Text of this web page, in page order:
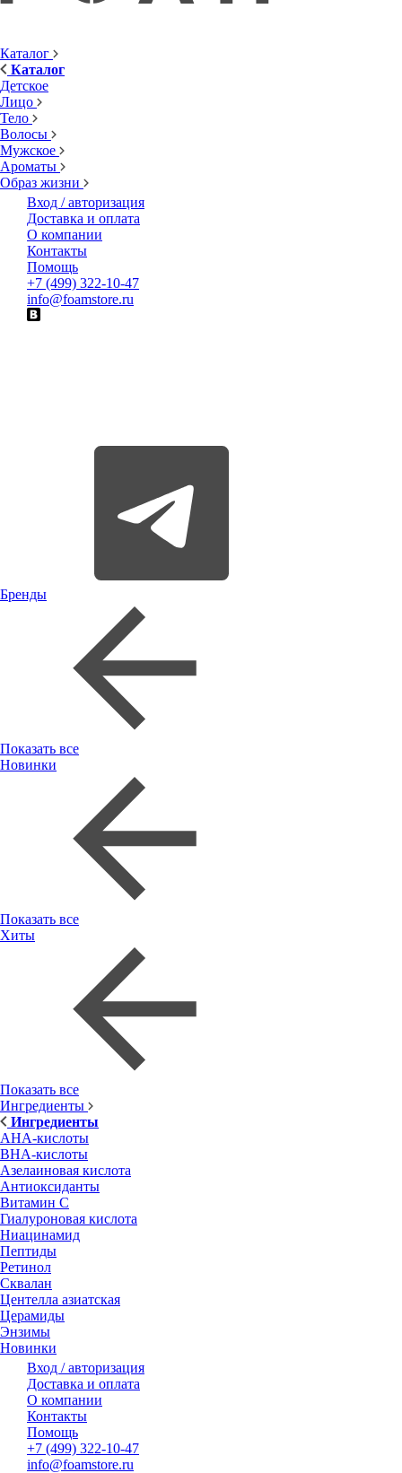
Каталог
Каталог
Детское
Лицо
Тело
Волосы
Мужское
Ароматы
Образ жизни
Вход / авторизация
Доставка и оплата
О компании
Контакты
Помощь
+7 (499) 322-10-47
info@foamstore.ru
Бренды
Показать все
Новинки
Показать все
Хиты
Показать все
Ингредиенты
Ингредиенты
AHA-кислоты
BHA-кислоты
Азелаиновая кислота
Антиоксиданты
Витамин С
Гиалуроновая кислота
Ниацинамид
Пептиды
Ретинол
Сквалан
Центелла азиатская
Церамиды
Энзимы
Новинки
Вход / авторизация
Доставка и оплата
О компании
Контакты
Помощь
+7 (499) 322-10-47
info@foamstore.ru